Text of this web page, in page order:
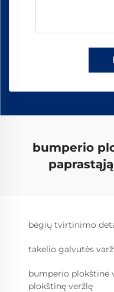
bumperio
bėgių tvirtinimo
takelio galvutės
bumperio plokštinė
plokštinę veržlę